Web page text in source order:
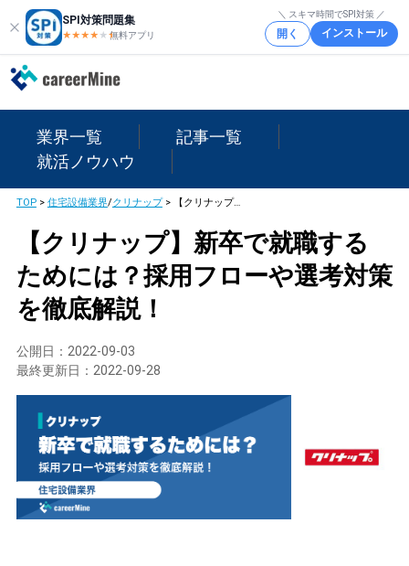
SPI対策問題集
★★★★ ★★
無料アプリ
＼ スキマ時間でSPI対策 ／
開く インストール
業界一覧
記事一覧
就活ノウハウ
TOP> 住宅設備業界/クリナップ> 【クリナップ】新卒で就職するためには？採用フローや選考対策を徹底解説！
【クリナップ】新卒で就職する
ためには？採用フローや選考対策
を徹底解説！
公開日： 2022-09-03
最終更新日： 2022-09-28